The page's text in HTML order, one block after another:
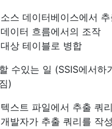
소스 데이터베이스에서 추
데이터 흐름에서의 조작
대상 테이블로 병합
수있는 일 (SSIS에서하
)
텍스트 파일에서 추출 쿼
개발자가 추출 쿼리를 작